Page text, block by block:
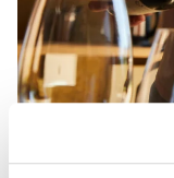
La DO Montsant, dins
el diumenge 04 de